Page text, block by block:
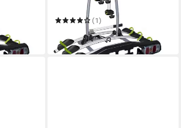
Heckfahrradträger
(1)
260,00 €
in 2-3 Werktagen bei dir